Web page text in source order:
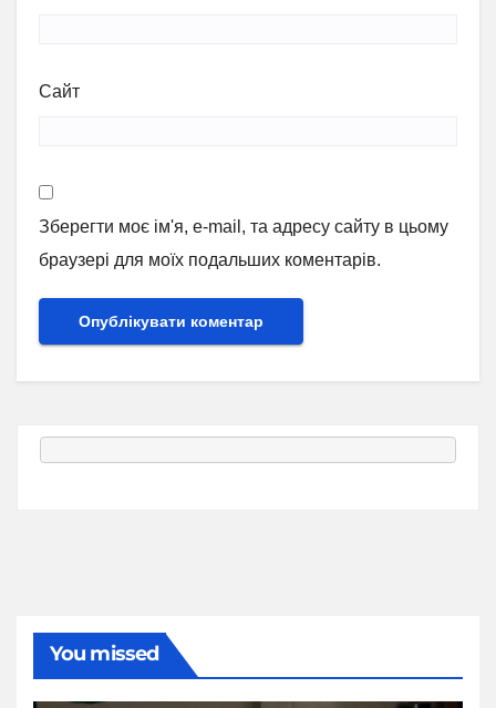
Сайт
Зберегти моє ім'я, e-mail, та адресу сайту в цьому
браузері для моїх подальших коментарів.
You missed